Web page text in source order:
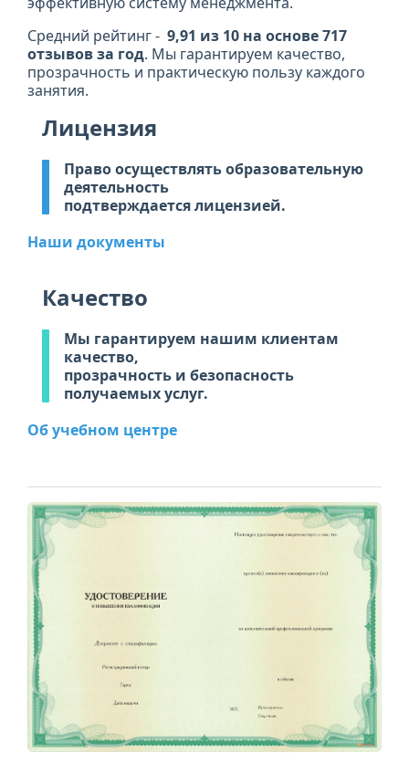
Средний рейтинг - 9,91 из 10 на основе 717
отзывов за год. Мы гарантируем качество,
прозрачность и практическую пользу каждого
занятия.
Лицензия
Право осуществлять образовательную
деятельность
подтверждается лицензией.
Наши документы
Качество
Мы гарантируем нашим клиентам
качество,
прозрачность и безопасность
получаемых услуг.
Об учебном центре